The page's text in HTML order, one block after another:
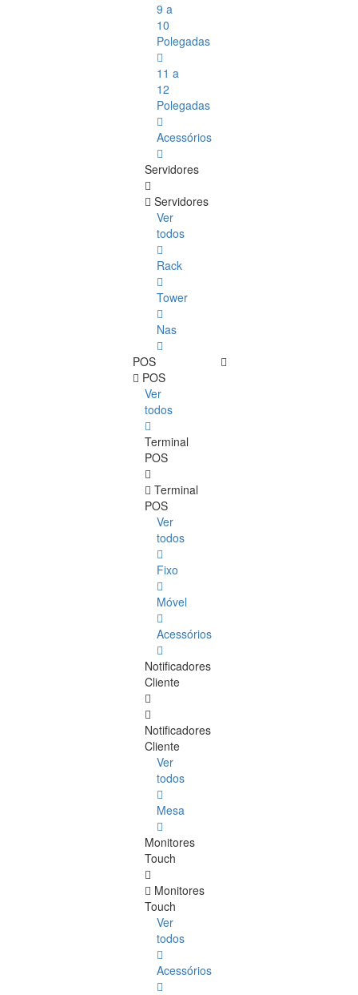
9 a
10
Polegadas
11 a
12
Polegadas
Acessórios
Servidores
Servidores
Ver
todos
Rack
Tower
Nas
POS
POS
Ver
todos
Terminal
POS
Terminal
POS
Ver
todos
Fixo
Móvel
Acessórios
Notificadores
Cliente
Notificadores
Cliente
Ver
todos
Mesa
Monitores
Touch
Monitores
Touch
Ver
todos
Acessórios